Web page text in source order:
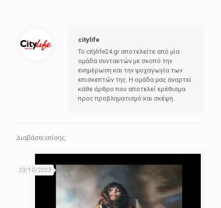
citylife
Το citylife24.gr αποτελείτε από μία
ομάδα συντακτών με σκοπό την
ενημέρωση και την ψυχαγωγία των
επισκεπτών της. Η ομάδα μας αναρτεί
κάθε άρθρο που αποτελεί ερέθισμα
προς προβληματισμό και σκέψη.
Διαβάστε επίσης
23/10/2023